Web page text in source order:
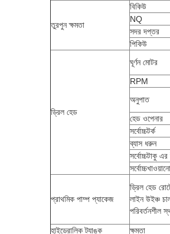
তুরপুন ক্ষমতা
বিকিউ
NQ
সদর দপ্তর
পিকিউ
ড্রিল হেড
ঘূর্ণন মোটর
RPM
অনুপাত
হেড ওপেনার
সর্বোচ্চটর্ক
ব্যাস ধরুন
সর্বোচ্চটাকু
প্রাথমিক পাম্প প্যাকেজ
ড্রিল হেড
লাইন উইঞ্চ
পরিবর্তনশীল
হাইড্রোলিক ট্যাঙ্ক
ক্ষমতা